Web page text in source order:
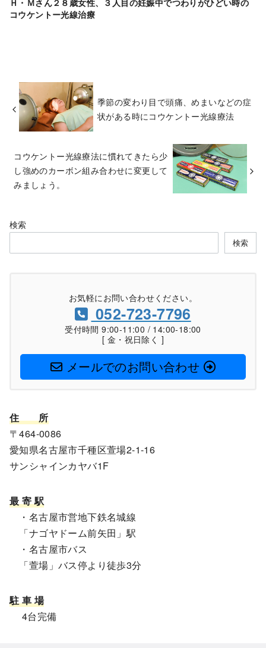
Ｈ・Ｍさん２８歳女性、３人目の妊娠中でつわりがひどい時の
コウケントー光線治療
季節の変わり目で頭痛、めまいなどの症
状がある時にコウケントー光線療法
コウケントー光線療法に慣れてきたら少
し強めのカーボン組み合わせに変更して
みましょう。
検索
検索
お気軽にお問い合わせください。
052-723-7796
受付時間 9:00-11:00 / 14:00-18:00
[ 金・祝日除く ]
メールでのお問い合わせ
住
所
〒464-0086
愛知県名古屋市千種区萱場2-1-16
サンシャインカヤバ1F
最 寄 駅
・名古屋市営地下鉄名城線
「ナゴヤドーム前矢田」駅
・名古屋市バス
「萱場」バス停より徒歩3分
駐 車 場
4台完備